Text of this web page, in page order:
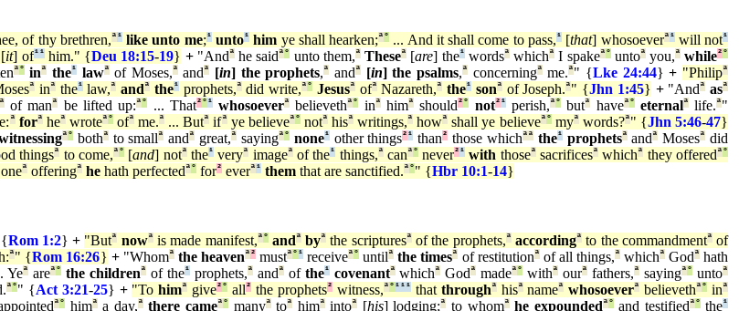
of thy brethren,ª¹ like unto me;¹ unto¹ him ye shall hearken;ª° ... And it shall come to pass,¹ [that] whosoeverª¹will not¹
[it] of¹¹him." {Deu 18:15-19} + "Andªhe saidª° unto them,ª Theseª [are] the¹wordsªwhichª I spakeª°untoªyou,ª while²°
ª° inª the¹lawªof Moses,ªandª [in] the prophets,ª andª [in] the psalms,ª concerningªme.ª" {Lke 24:44} + "Philipª
ª inª the¹law,ª andª the¹prophets,ª did write,ª° Jesusª ofª Nazareth,ª the¹ sonª of Joseph.ª" {Jhn 1:45} + "Andª asª
ªof manª be lifted up:ª° ... That²°¹ whosoeverª believethª° inªhimª should²° not²¹perish,ª° butª haveª° eternalªlife.ª"
ª forª heª wroteª°ofª me.ª ... Butª ifª ye believeª°notª hisª writings,ª howª shall ye believeª°myª words?ª" {Jhn 5:46-47}
ª°bothªto smallª andª great,ª sayingª° none¹other things²¹ than² those whichªª the¹prophetsªandª Mosesª did
thingsª to come,ª° [and] notª the¹veryª imageª of the¹ things,ª canª°never²¹ with thoseª sacrificesª whichª they offeredª°
ª offeringª he hath perfectedª° for² everª¹ them that are sanctified.ª°" {Hbr 10:1-14}
Rom 1:2} + "Butª nowª is made manifest,ª° andª byª the scripturesª of the prophets,ª accordingª to the commandmentª of
ª" {Rom 16:26} + "Whomª the heavenª²mustª°¹ receiveª° untilª the timesª of restitutionªof all things,ªwhichª Godª hath
Yeª areª° the childrenªof the¹prophets,ªandªof the¹covenantªwhichª Godª madeª° withª ourª fathers,ª sayingª° untoª
ª°" {Act 3:21-25} + "Tohimª give²° all² the prophets²witness,ª°¹¹¹that throughª hisª nameª whosoeverª believethª° inª
ª° himªa day,ª there cameª° manyªtoª himªintoª [his] lodging;ª to whomª he expoundedª°and testifiedª°the¹